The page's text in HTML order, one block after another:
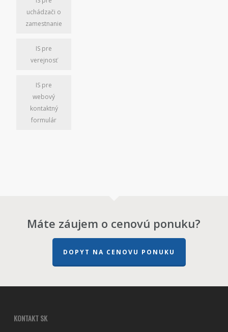
uchádzači o
zamestnanie
IS pre
verejnosť
IS pre
webový
kontaktný
formulár
Máte záujem o cenovú ponuku?
DOPYT NA CENOVU PONUKU
KONTAKT SK